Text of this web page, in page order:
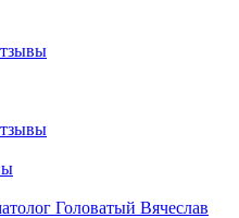
Головатый Вячеслав